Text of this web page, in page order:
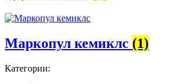
Маркопул кемиклс (1)
Категории: